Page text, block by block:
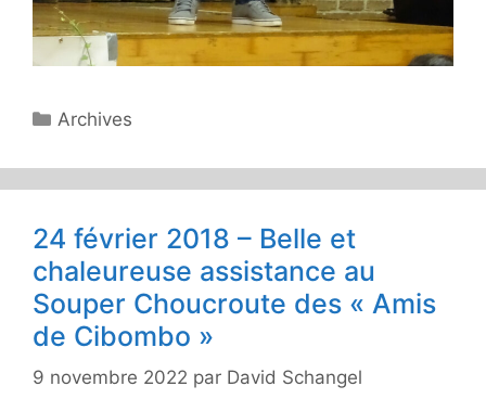
Catégories
Archives
24 février 2018 – Belle et
chaleureuse assistance au
Souper Choucroute des « Amis
de Cibombo »
9 novembre 2022 par David Schangel